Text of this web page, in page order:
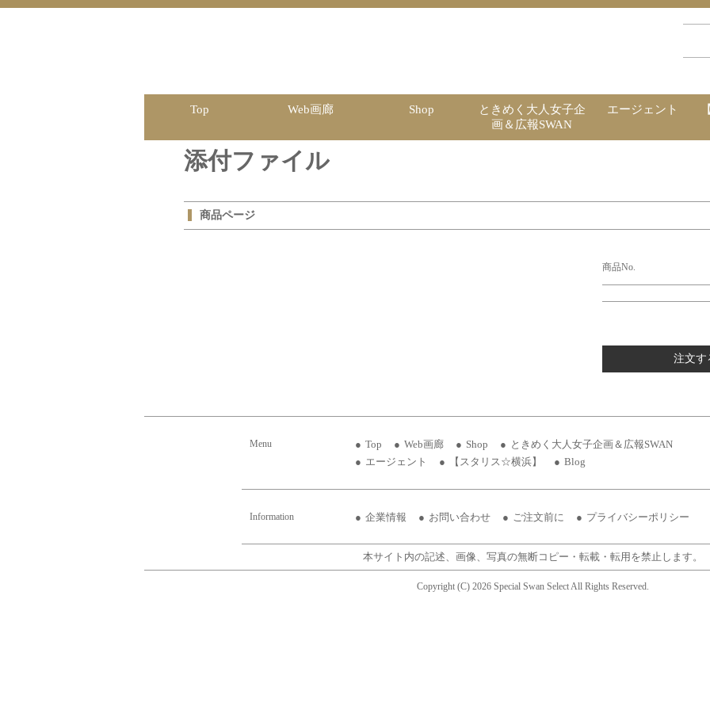
Top Web画廊 Shop
ときめく大人女子企
画＆広報SWAN
エージェント
添付ファイル
商品ページ
商品No.
注文す
Menu Top Web画廊 Shop
ときめく大人女子企画＆広報SWAN
エージェント
【スタリス☆横浜】 Blog
Information 企業情報 お問い合わせ ご注文前に プライバシーポリシー
本サイト内の記述、画像、写真の無断コピー・転載・転用を禁止します。
Copyright (C) 2026 Special Swan Select All Rights Reserved.